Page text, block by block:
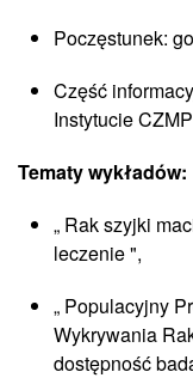
Poczęstunek:
Część
Instytucie
Tematy wykładów:
„ Rak szyjki
leczenie ",
„ Populacyjny
Wykrywania
dostępność